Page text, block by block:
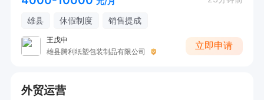
雄县 休假制度 销售提成
王戊申
雄县腾利纸塑包装制品有限公司
立即申请
外贸运营